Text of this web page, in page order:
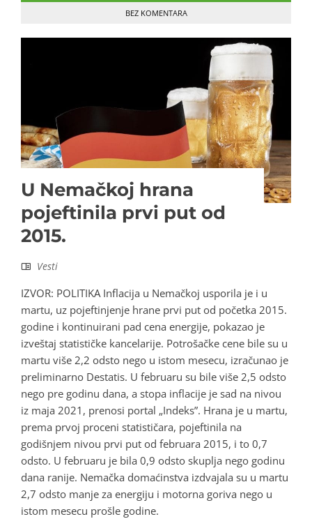
BEZ KOMENTARA
U Nemačkoj hrana
pojeftinila prvi put od
2015.
Vesti
IZVOR: POLITIKA Inflacija u Nemačkoj usporila je i u
martu, uz pojeftinjenje hrane prvi put od početka 2015.
godine i kontinuirani pad cena energije, pokazao je
izveštaj statističke kancelarije. Potrošačke cene bile su u
martu više 2,2 odsto nego u istom mesecu, izračunao je
preliminarno Destatis. U februaru su bile više 2,5 odsto
nego pre godinu dana, a stopa inflacije je sad na nivou
iz maja 2021, prenosi portal „Indeks”. Hrana je u martu,
prema prvoj proceni statističara, pojeftinila na
godišnjem nivou prvi put od februara 2015, i to 0,7
odsto. U februaru je bila 0,9 odsto skuplja nego godinu
dana ranije. Nemačka domaćinstva izdvajala su u martu
2,7 odsto manje za energiju i motorna goriva nego u
istom mesecu prošle godine.